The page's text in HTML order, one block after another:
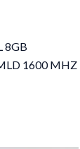
8GB
1600 MHZ